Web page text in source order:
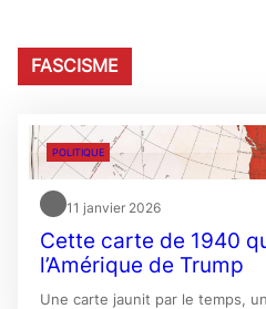
FASCISME
POLITIQUE
11 janvier 2026
Cette carte de 1940
l’Amérique de Trump
Une carte jaunit par le temps,